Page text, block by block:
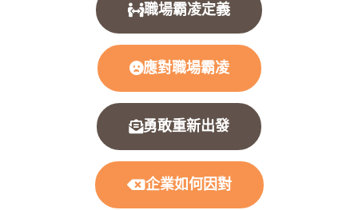
職場霸凌定義
應對職場霸凌
企業如何因對
勇敢重新出發